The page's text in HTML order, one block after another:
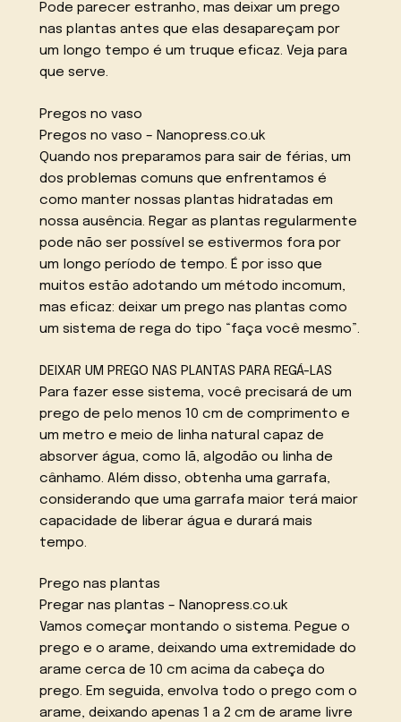
Pode parecer estranho, mas deixar um prego
nas plantas antes que elas desapareçam por
um longo tempo é um truque eficaz. Veja para
que serve.
Pregos no vaso
Pregos no vaso – Nanopress.co.uk
Quando nos preparamos para sair de férias, um
dos problemas comuns que enfrentamos é
como manter nossas plantas hidratadas em
nossa ausência. Regar as plantas regularmente
pode não ser possível se estivermos fora por
um longo período de tempo. É por isso que
muitos estão adotando um método incomum,
mas eficaz: deixar um prego nas plantas como
um sistema de rega do tipo “faça você mesmo”.
DEIXAR UM PREGO NAS PLANTAS PARA REGÁ-LAS
Para fazer esse sistema, você precisará de um
prego de pelo menos 10 cm de comprimento e
um metro e meio de linha natural capaz de
absorver água, como lã, algodão ou linha de
cânhamo. Além disso, obtenha uma garrafa,
considerando que uma garrafa maior terá maior
capacidade de liberar água e durará mais
tempo.
Prego nas plantas
Pregar nas plantas – Nanopress.co.uk
Vamos começar montando o sistema. Pegue o
prego e o arame, deixando uma extremidade do
arame cerca de 10 cm acima da cabeça do
prego. Em seguida, envolva todo o prego com o
arame, deixando apenas 1 a 2 cm de arame livre